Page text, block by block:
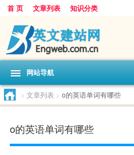
首 页 文章列表 知识分类
网站导航
> 文章列表 > o的英语单词有哪些
o的英语单词有哪些